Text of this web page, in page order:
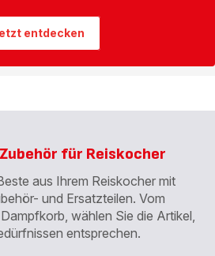
entdecken
für Reiskocher
aus Ihrem Reiskocher mit
und Ersatzteilen. Vom
wählen Sie die Artikel,
entsprechen.